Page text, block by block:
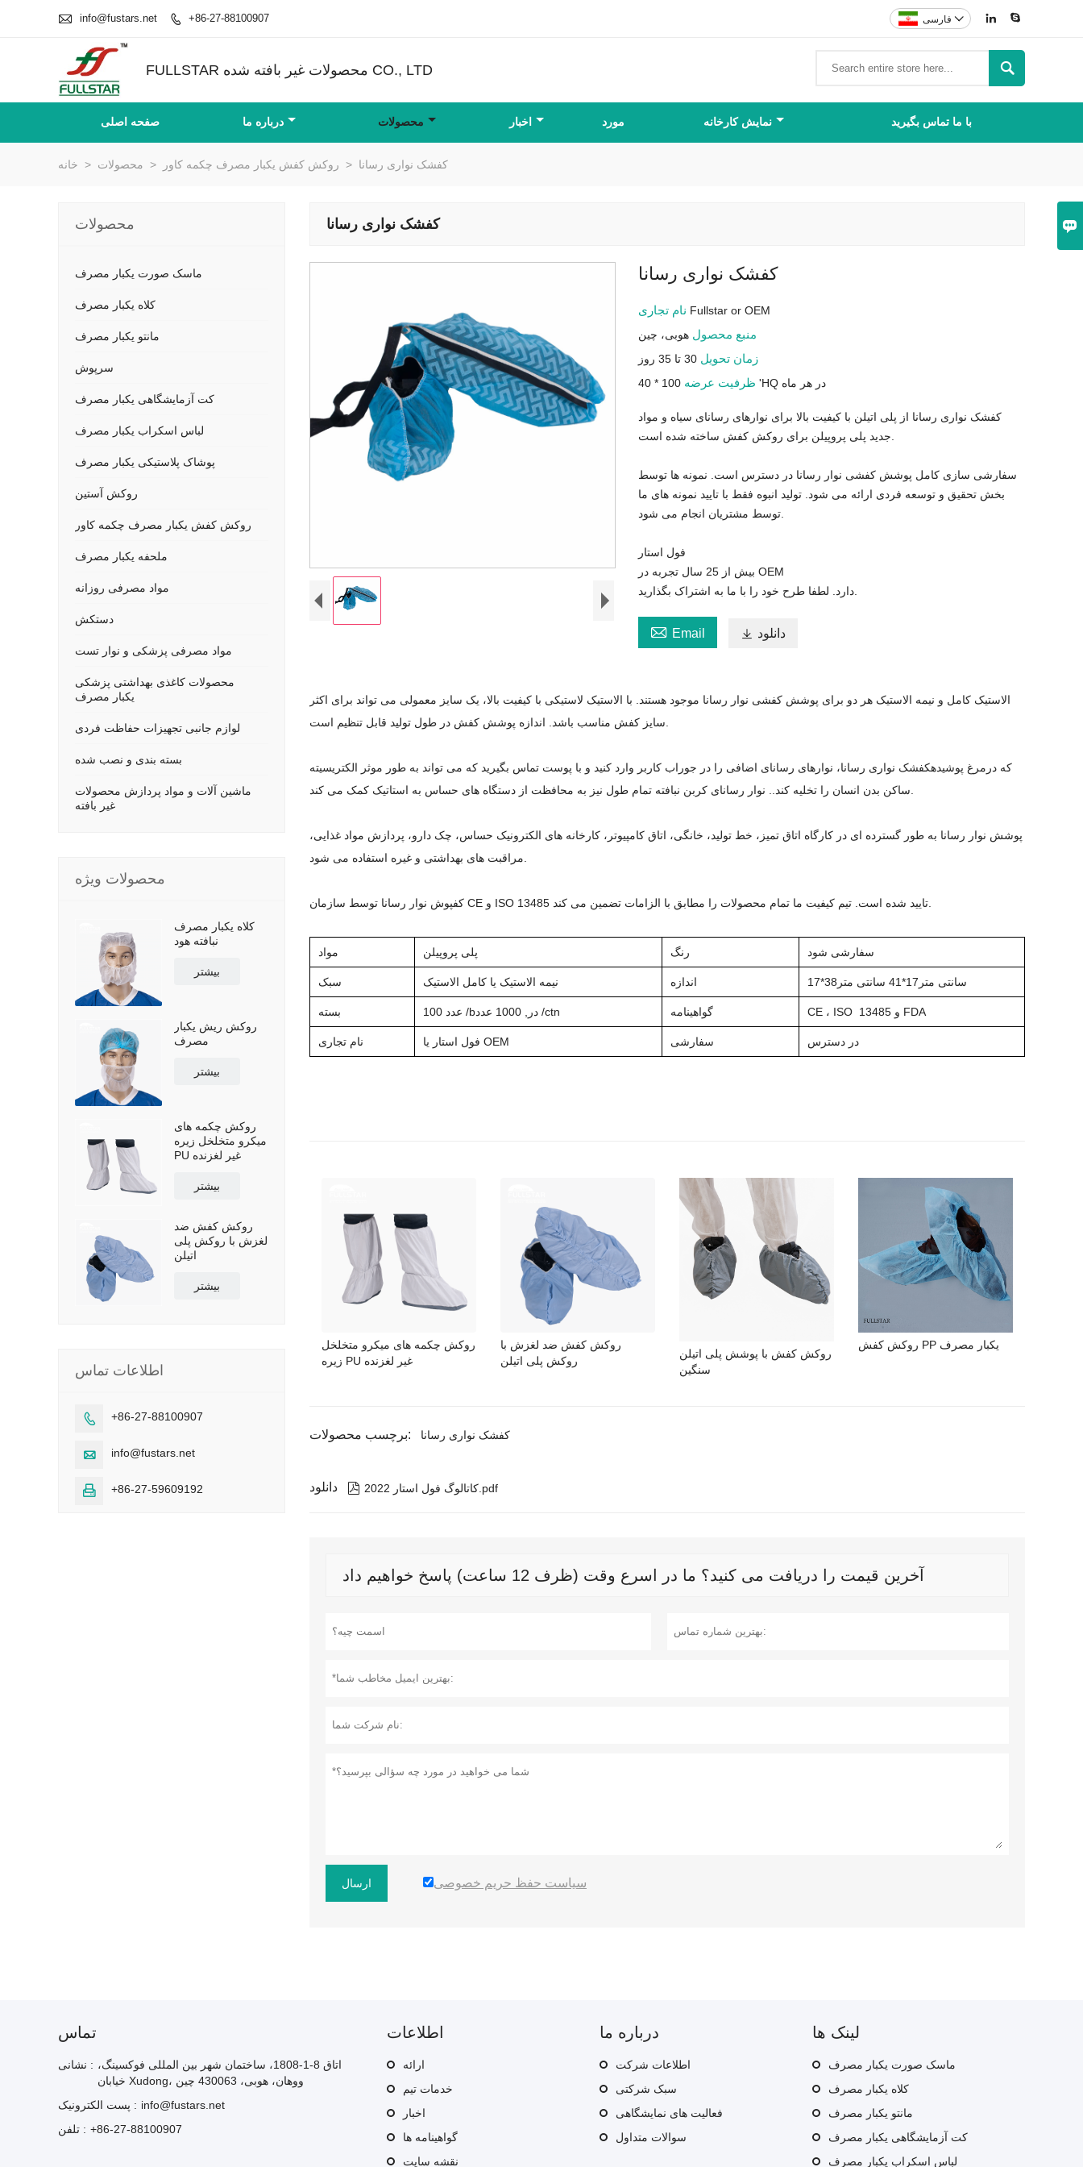

 info@fustars.net  +86-27-88100907   فارسی 
FULLSTAR محصولات غیر بافته شده CO., LTD 
صفحه اصلی درباره ما محصولات اخبار مورد نمایش کارخانه با ما تماس بگیرید
خانه > محصولات > روکش کفش یکبار مصرف چکمه کاور > کفشک نواری رسانا
کفشک نواری رسانا
کفشک نواری رسانا
Fullstar or OEM
منبع محصول هوبی، چین
زمان تحویل 30 تا 35 روز
ظرفیت عرضه 100 * 40 'HQ در هر ماه
کفشک نواری رسانا از پلی اتیلن با کیفیت بالا برای نوارهای رسانای سیاه و مواد
سفارشی سازی کامل پوشش کفشی نوار رسانا در دسترس است. نمونه ها توسط
بخش تحقیق و توسعه فردی ارائه می شود. تولید انبوه فقط با تایید نمونه های ما
فول استار
بیش از 25 سال تجربه در OEM
 Email  دانلود
الاستیک کامل و نیمه الاستیک هر دو برای پوشش کفشی نوار رسانا موجود هستند. با الاستیک لاستیکی با کیفیت بالا، یک سایز معمولی می تواند برای اکثر
که در مرغ پوشیدهکفشک نواری رسانا، نوارهای رسانای اضافی را در جوراب کاربر وارد کنید و با پوست تماس بگیرید که می تواند به طور موثر الکتریسیته
ساکن بدن انسان را تخلیه کند.
پوشش نوار رسانا به طور گسترده ای در کارگاه اتاق تمیز، خط تولید، خانگی، اتاق کامپیوتر، کارخانه های الکترونیک حساس، چک دارو، پردازش مواد غذایی،
مواد پلی پروپیلن رنگ سفارشی شود
سبک نیمه الاستیک یا کامل الاستیک اندازه 17*38 سانتی متر 17*41 سانتی متر
بسته 100 عدد /b در , 1000 عدد /ctn گواهینامه CE ، ISO 13485 و FDA
نام تجاری فول استار یا OEM سفارشی در دسترس
روکش چکمه های میکرو متخلخل
زیره PU غیر لغزنده
روکش کفش ضد لغزش با
روکش پلی اتیلن
روکش کفش با پوشش پلی اتیلن
سنگین
روکش کفش PP یکبار مصرف
برچسب محصولات: کفشک نواری رسانا
دانلود  کاتالوگ فول استار 2022.pdf
آخرین قیمت را دریافت می کنید؟ ما در اسرع وقت (ظرف 12 ساعت) پاسخ خواهیم داد
ارسال سیاست حفظ حریم خصوصی
محصولات
ماسک صورت یکبار مصرف
کلاه یکبار مصرف
مانتو یکبار مصرف
سرپوش
کت آزمایشگاهی یکبار مصرف
لباس اسکراب یکبار مصرف
پوشاک پلاستیکی یکبار مصرف
روکش آستین
روکش کفش یکبار مصرف چکمه کاور
ملحفه یکبار مصرف
مواد مصرفی روزانه
دستکش
مواد مصرفی پزشکی و نوار تست
محصولات کاغذی بهداشتی پزشکی
یکبار مصرف
لوازم جانبی تجهیزات حفاظت فردی
بسته بندی و نصب شده
ماشین آلات و مواد پردازش محصولات
غیر بافته
محصولات ویژه
کلاه یکبار مصرف
نبافته هود
بیشتر
روکش ریش یکبار
مصرف
بیشتر
روکش چکمه های
میکرو متخلخل زیره
PU غیر لغزنده
بیشتر
روکش کفش ضد
لغزش با روکش پلی
اتیلن
بیشتر
اطلاعات تماس
 +86-27-88100907
 info@fustars.net
 +86-27-59609192
تماس
نشانی : اتاق 8-1-1808، ساختمان شهر بین المللی فوکسینگ،
خیابان Xudong، ووهان، هوبی، 430063 چین
پست الکترونیک : info@fustars.net
تلفن : +86-27-88100907
اطلاعات
ارائه
خدمات تیم
اخبار
گواهینامه ها
نقشه سایت
درباره ما
اطلاعات شرکت
سبک شرکتی
فعالیت های نمایشگاهی
سوالات متداول
لینک ها
ماسک صورت یکبار مصرف
کلاه یکبار مصرف
مانتو یکبار مصرف
کت آزمایشگاهی یکبار مصرف
لباس اسکراب یکبار مصرف